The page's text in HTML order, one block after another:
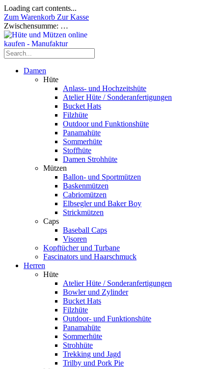
Loading cart contents...
Zum Warenkorb Zur Kasse
Zwischensumme: …
Damen
Hüte
Anlass- und Hochzeitshüte
Atelier Hüte / Sonderanfertigungen
Bucket Hats
Filzhüte
Outdoor und Funktionshüte
Panamahüte
Sommerhüte
Stoffhüte
Damen Strohhüte
Mützen
Ballon- und Sportmützen
Baskenmützen
Cabriomützen
Elbsegler und Baker Boy
Strickmützen
Caps
Baseball Caps
Visoren
Kopftücher und Turbane
Fascinators und Haarschmuck
Herren
Hüte
Atelier Hüte / Sonderanfertigungen
Bowler und Zylinder
Bucket Hats
Filzhüte
Outdoor- und Funktionshüte
Panamahüte
Sommerhüte
Strohhüte
Trekking und Jagd
Trilby und Pork Pie